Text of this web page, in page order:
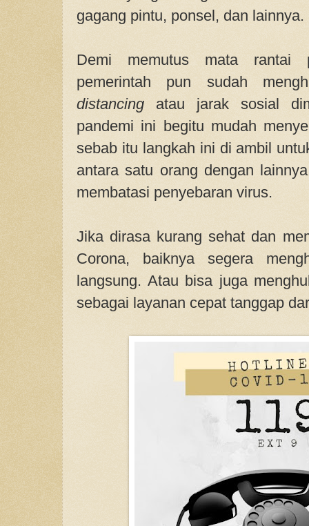
gagang pintu, ponsel, dan lainnya.
Demi memutus mata rantai
pemerintah pun sudah
distancing atau jarak sosial
pandemi ini begitu mudah
sebab itu langkah ini di ambil
antara satu orang dengan
membatasi penyebaran virus.
Jika dirasa kurang sehat dan
Corona, baiknya segera
langsung. Atau bisa juga
sebagai layanan cepat tanggap